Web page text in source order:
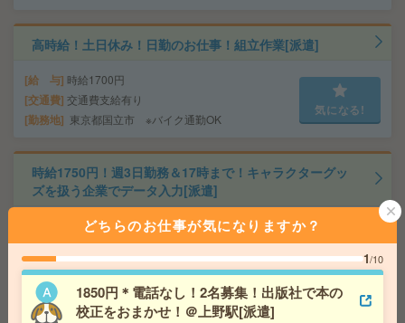
高時給！土日休み！日勤のお仕事！組立作業[派遣]
給 与 時給1700円
交通費 交通費支給有り
勤務地 東京都国立市 ※バイク通勤OK
気になる!
時給1750円！週3日勤務＆17時まで！キャラクターグッ
ズを扱う企業でデータ入力[派遣]
時給1750円～1800円＋交 ■給与の前払いが
可能な速払いサービスあり
交通費 交通費支給あり
勤務地 東京都葛飾区 京成本線 青砥駅徒歩10分
気になる!
どちらのお仕事が気になりますか？
1/10
1850円＊電話なし！2名募集！出版社で本の
校正をおまかせ！＠上野駅[派遣]